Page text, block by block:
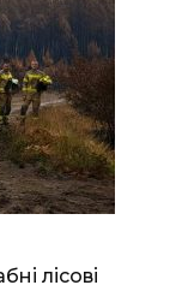
лісові